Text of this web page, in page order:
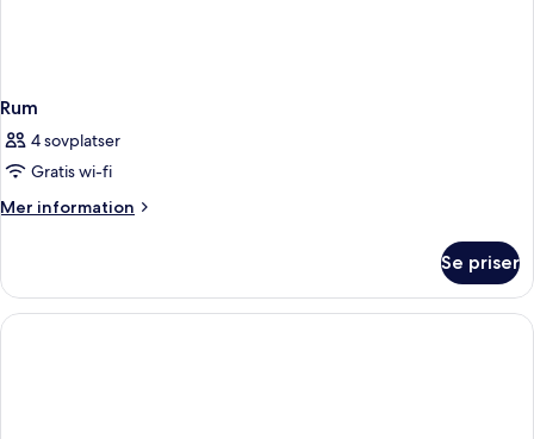
Rum
4 sovplatser
Gratis wi-fi
Mer information
Mer
Se priser